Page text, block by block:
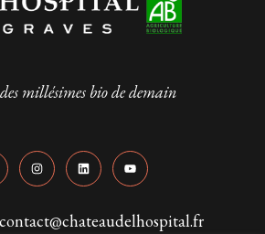
millésimes bio de demain